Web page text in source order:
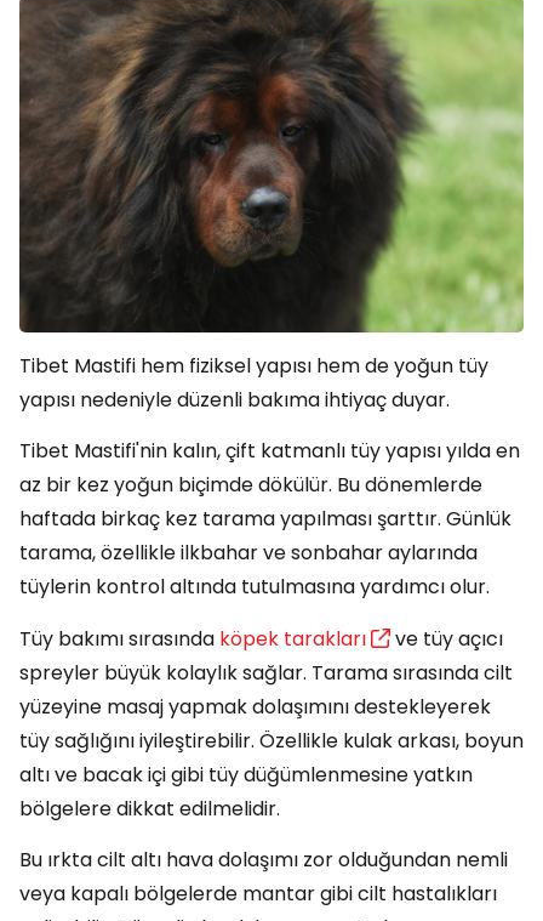
Tibet Mastifi hem fiziksel yapısı hem de yoğun tüy
yapısı nedeniyle düzenli bakıma ihtiyaç duyar.
Tibet Mastifi'nin kalın, çift katmanlı tüy yapısı yılda en
az bir kez yoğun biçimde dökülür. Bu dönemlerde
haftada birkaç kez tarama yapılması şarttır. Günlük
tarama, özellikle ilkbahar ve sonbahar aylarında
tüylerin kontrol altında tutulmasına yardımcı olur.
Tüy bakımı sırasında köpek tarakları
ve tüy açıcı
spreyler büyük kolaylık sağlar. Tarama sırasında cilt
yüzeyine masaj yapmak dolaşımını destekleyerek
tüy sağlığını iyileştirebilir. Özellikle kulak arkası, boyun
altı ve bacak içi gibi tüy düğümlenmesine yatkın
bölgelere dikkat edilmelidir.
Bu ırkta cilt altı hava dolaşımı zor olduğundan nemli
veya kapalı bölgelerde mantar gibi cilt hastalıkları